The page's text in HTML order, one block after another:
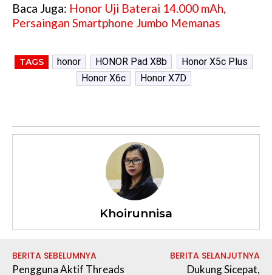
Baca Juga: Honor Uji Baterai 14.000 mAh,
Persaingan Smartphone Jumbo Memanas
TAGS honor HONOR Pad X8b
Honor X5c Plus
Honor X6c
Honor X7D
Khoirunnisa
BERITA SEBELUMNYA
Pengguna Aktif Threads
BERITA SELANJUTNYA
Dukung Sicepat,